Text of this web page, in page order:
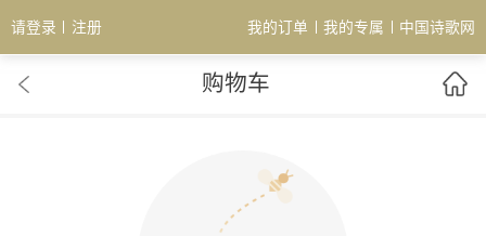
请登录 注册 我的订单 我的专属 中国诗歌网
购物车